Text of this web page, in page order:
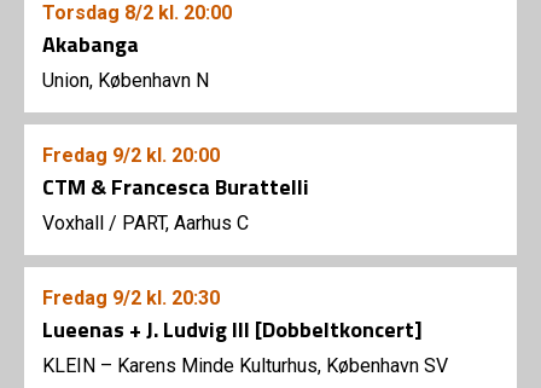
Torsdag 8/2 kl. 20:00
Akabanga
Union, København N
Fredag 9/2 kl. 20:00
CTM & Francesca Burattelli
Voxhall / PART, Aarhus C
Fredag 9/2 kl. 20:30
Lueenas + J. Ludvig III [Dobbeltkoncert]
KLEIN – Karens Minde Kulturhus, København SV